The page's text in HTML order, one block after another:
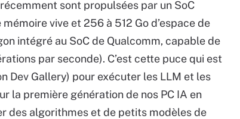
sont propulsées par un SoC
vive et 256 à 512 Go d’espace de
intégré au SoC de Qualcomm, capable de
par seconde). C’est cette puce qui est
Dev Gallery) pour exécuter les LLM et les
la première génération de nos PC IA en
des algorithmes et de petits modèles de